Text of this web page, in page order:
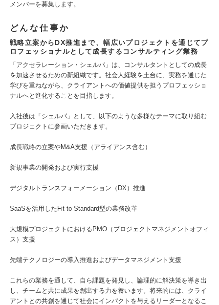
メンバーを募集します。
どんな仕事か
戦略立案からDX推進まで、幅広いプロジェクトを通じてプ
ロフェッショナルとして成長するコンサルティング業務
「アクセラレーション・シェルパ」は、コンサルタントとしての成長
を加速させるための新組織です。社会人経験を土台に、実務を通じた
学びを重ねながら、クライアントへの価値提供を担うプロフェッショ
ナルへと進化することを目指します。
入社後は「シェルパ」として、以下のような多様なテーマに取り組む
プロジェクトに参画いただきます。
成長戦略の立案やM&A支援（アライアンス含む）
新規事業の開発および実行支援
デジタルトランスフォーメーション（DX）推進
SaaSを活用したFit to Standard型の業務改革
大規模プロジェクトにおけるPMO（プロジェクトマネジメントオフィ
ス）支援
先端テクノロジーの導入推進およびデータマネジメント支援
これらの業務を通して、自ら課題を発見し、論理的に解決策を導き出
し、チームと共に成果を創出する力を養います。将来的には、クライ
アントとの共創を通じて社会にインパクトを与えるリーダーとなるこ